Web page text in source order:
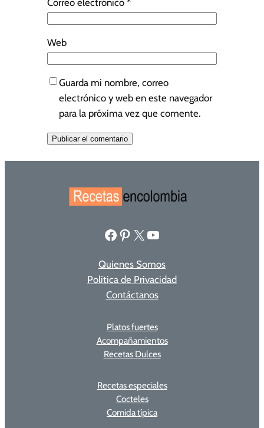
Web
Guarda mi nombre, correo
electrónico y web en este navegador
para la próxima vez que comente.
Facebook Pinterest X YouTube
Quienes Somos
Política de Privacidad
Contáctanos
Platos fuertes
Acompañamientos
Recetas Dulces
Recetas especiales
Cocteles
Comida típica